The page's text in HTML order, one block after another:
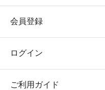
会員登録
ログイン
ご利用ガイド